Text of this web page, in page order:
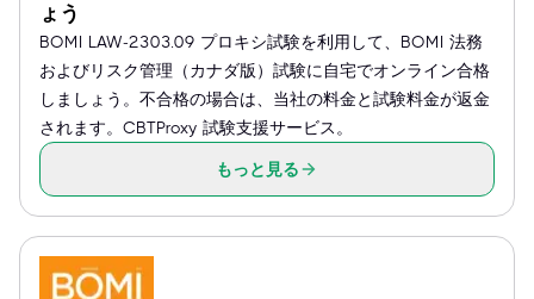
ょう
BOMI LAW-2303.09 プロキシ試験を利用して、BOMI 法務
およびリスク管理（カナダ版）試験に自宅でオンライン合格
しましょう。不合格の場合は、当社の料金と試験料金が返金
されます。CBTProxy 試験支援サービス。
もっと見る